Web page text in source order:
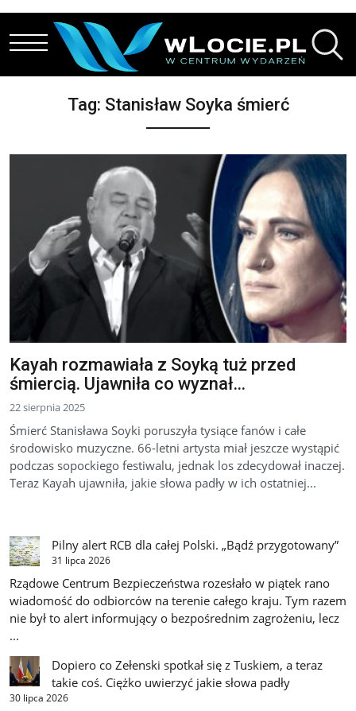
Przejdź do treści
Tag: Stanisław Soyka śmierć
Kayah rozmawiała z Soyką tuż przed
śmiercią. Ujawniła co wyznał…
22 sierpnia 2025
Śmierć Stanisława Soyki poruszyła tysiące fanów i całe
środowisko muzyczne. 66-letni artysta miał jeszcze wystąpić
podczas sopockiego festiwalu, jednak los zdecydował inaczej.
Teraz Kayah ujawniła, jakie słowa padły w ich ostatniej...
Pilny alert RCB dla całej Polski. „Bądź przygotowany”
31 lipca 2026
Rządowe Centrum Bezpieczeństwa rozesłało w piątek rano
wiadomość do odbiorców na terenie całego kraju. Tym razem
nie był to alert informujący o bezpośrednim zagrożeniu, lecz
...
Dopiero co Zełenski spotkał się z Tuskiem, a teraz
takie coś. Ciężko uwierzyć jakie słowa padły
30 lipca 2026